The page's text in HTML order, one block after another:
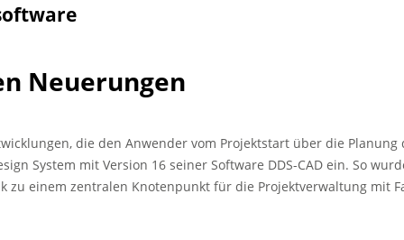
Neuerungen
die den Anwender vom Projektstart über die
System mit Version 16 seiner Software DDS-CAD ein. So
zu einem zentralen Knotenpunkt für die Projektverwaltung mit